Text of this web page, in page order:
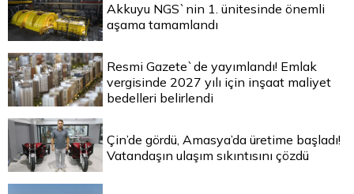
Akkuyu NGS`nin 1. ünitesinde önemli
aşama tamamlandı
Resmi Gazete`de yayımlandı! Emlak
vergisinde 2027 yılı için inşaat maliyet
bedelleri belirlendi
Çin’de gördü, Amasya’da üretime başladı!
Vatandaşın ulaşım sıkıntısını çözdü